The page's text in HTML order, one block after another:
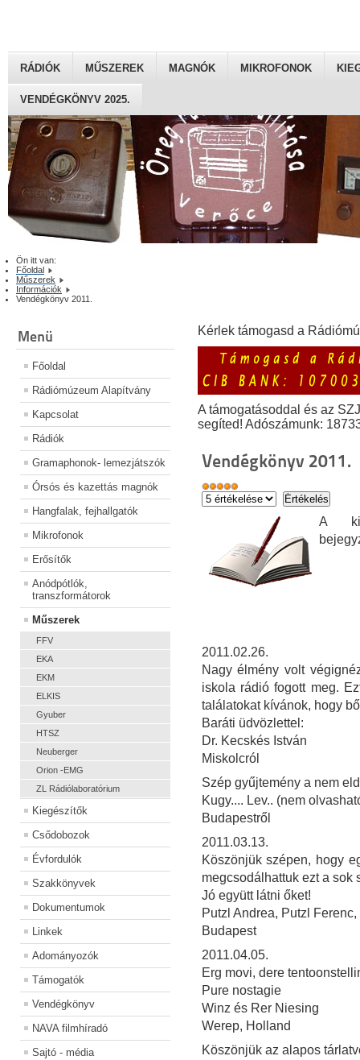
RÁDIÓK MŰSZEREK MAGNÓK MIKROFONOK
VENDÉGKÖNYV 2025.
Ön itt van:
Főoldal
Műszerek
Információk
Vendégkönyv 2011.
Menü
Főoldal
Rádiómúzeum Alapítvány
Kapcsolat
Rádiók
Gramaphonok- lemezjátszók
Órsós és kazettás magnók
Hangfalak, fejhallgatók
Mikrofonok
Erősítők
Anódpótlók,
transzformátorok
Műszerek
FFV
EKA
EKM
ELKIS
Gyuber
HTSZ
Neuberger
Orion -EMG
ZL Rádiólaboratórium
Kiegészítők
Csődobozok
Évfordulók
Szakkönyvek
Dokumentumok
Linkek
Adományozók
Támogatók
Vendégkönyv
NAVA filmhíradó
Sajtó - média
Kérlek támogasd a
A támogatásoddal és az
segíted! Adószámunk:
Vendégkönyv 2011.
A
2011.02.26.
Nagy élmény volt
iskola rádió fogott meg.
találatokat kívánok, hogy
Baráti üdvözlettel:
Dr. Kecskés István
Miskolcról
Szép gyűjtemény a nem
Kugy.... Lev.. (nem
Budapestről
2011.03.13.
Köszönjük szépen, hogy
megcsodálhattuk ezt a sok
Jó együtt látni őket!
Putzl Andrea, Putzl
Budapest
2011.04.05.
Erg movi, dere
Pure nostagie
Winz és Rer Niesing
Werep, Holland
Köszönjük az alapos